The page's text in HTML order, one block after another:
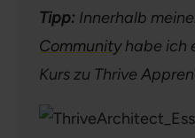
Tipp: Innerhalb
Communityhabe ich
Kurs zu Thrive